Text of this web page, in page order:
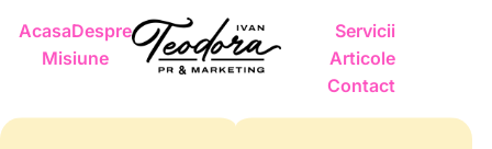
AcasaDespre
Misiune
Servicii
Articole
Contact